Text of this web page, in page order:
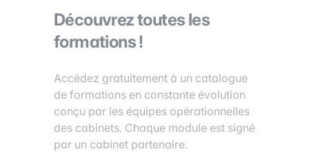
Découvrez toutes les
formations !
Accédez gratuitement à un catalogue
de formations en constante évolution
conçu par les équipes opérationnelles
des cabinets. Chaque module est signé
par un cabinet partenaire.